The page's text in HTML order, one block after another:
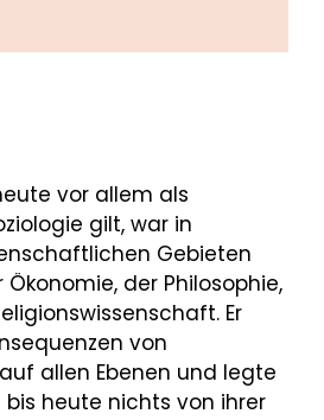
vor allem als
gilt, war in
Gebieten
der Philosophie,
Er
von
allen Ebenen und legte
bis heute nichts von ihrer